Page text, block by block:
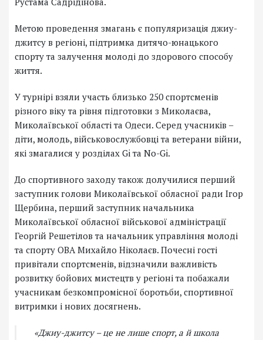
Метою проведення змагань є популяризація джиу-
джитсу в регіоні, підтримка дитячо-юнацького
спорту та залучення молоді до здорового способу
життя.
У турнірі взяли участь близько 250 спортсменів
різного віку та рівня підготовки з Миколаєва,
Миколаївської області та Одеси. Серед учасників –
діти, молодь, військовослужбовці та ветерани війни,
які змагалися у розділах Gi та No-Gi.
До спортивного заходу також долучилися перший
заступник голови Миколаївської обласної ради Ігор
Щербина, перший заступник начальника
Миколаївської обласної військової адміністрації
Георгій Решетілов та начальник управління молоді
та спорту ОВА Михайло Ніколаєв. Почесні гості
привітали спортсменів, відзначили важливість
розвитку бойових мистецтв у регіоні та побажали
учасникам безкомпромісної боротьби, спортивної
витримки і нових досягнень.
«Джиу-джитсу – це не лише спорт, а й школа